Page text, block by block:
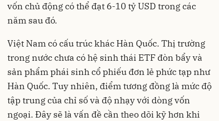
vốn chủ động có thể đạt 6-10 tỷ USD trong các
năm sau đó.
Việt Nam có cấu trúc khác Hàn Quốc. Thị trường
trong nước chưa có hệ sinh thái ETF đòn bẩy và
sản phẩm phái sinh cổ phiếu đơn lẻ phức tạp như
Hàn Quốc. Tuy nhiên, điểm tương đồng là mức độ
tập trung của chỉ số và độ nhạy với dòng vốn
ngoại. Đây sẽ là vấn đề cần theo dõi kỹ hơn khi